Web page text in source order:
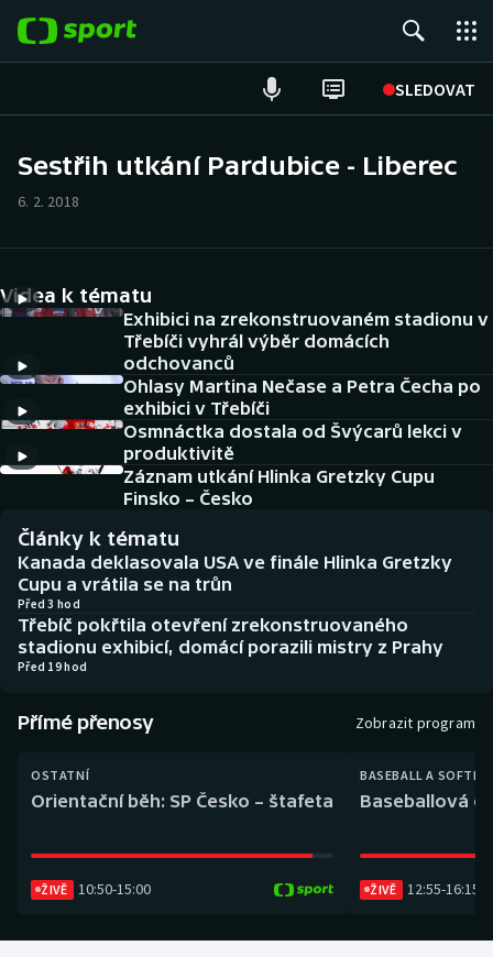
SLEDOVAT
Hokej
Tenis
Atletika
DALŠÍ SPORTY
Americký fotbal
Baseball a softbal
Basketbal
Biatlon
Boby a skeleton
Box
Curling
Florbal
NEPŘEHLÉDNĚTE
Historické návraty
Aplikace ČT sport
AZ kvíz
Sestřih utkání Pardubice - Liberec
6. 2. 2018
Videa k tématu
Exhibici na zrekonstruovaném stadionu v
Třebíči vyhrál výběr domácích
odchovanců
Ohlasy Martina Nečase a Petra Čecha po
exhibici v Třebíči
Osmnáctka dostala od Švýcarů lekci v
produktivitě
Záznam utkání Hlinka Gretzky Cupu
Finsko – Česko
Články k tématu
Kanada deklasovala USA ve finále Hlinka Gretzky
Cupu a vrátila se na trůn
Před 3 hod
Třebíč pokřtila otevření zrekonstruovaného
stadionu exhibicí, domácí porazili mistry z Prahy
Před 19 hod
Přímé přenosy Zobrazit program
OSTATNÍ
Orientační běh: SP Česko – štafeta
ŽIVĚ 10:50-15:00
BASEBALL A
Baseballová
ŽIVĚ 12:55-16:15